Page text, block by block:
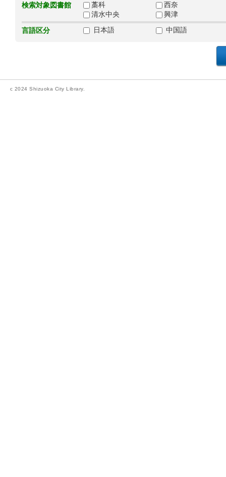
検索対象図書館
藁科
西奈
清水中央
興津
言語区分
日本語 中国語
c 2024 Shizuoka City Library.